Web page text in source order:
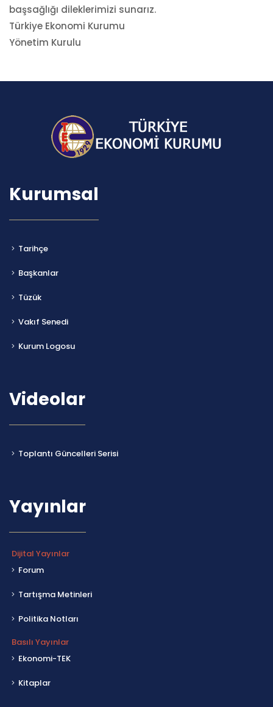
başsağlığı dileklerimizi sunarız.
Türkiye Ekonomi Kurumu
Yönetim Kurulu
Kurumsal
Tarihçe
Başkanlar
Tüzük
Vakıf Senedi
Kurum Logosu
Videolar
Toplantı Güncelleri Serisi
Yayınlar
Dijital Yayınlar
Forum
Tartışma Metinleri
Politika Notları
Basılı Yayınlar
Ekonomi-TEK
Kitaplar